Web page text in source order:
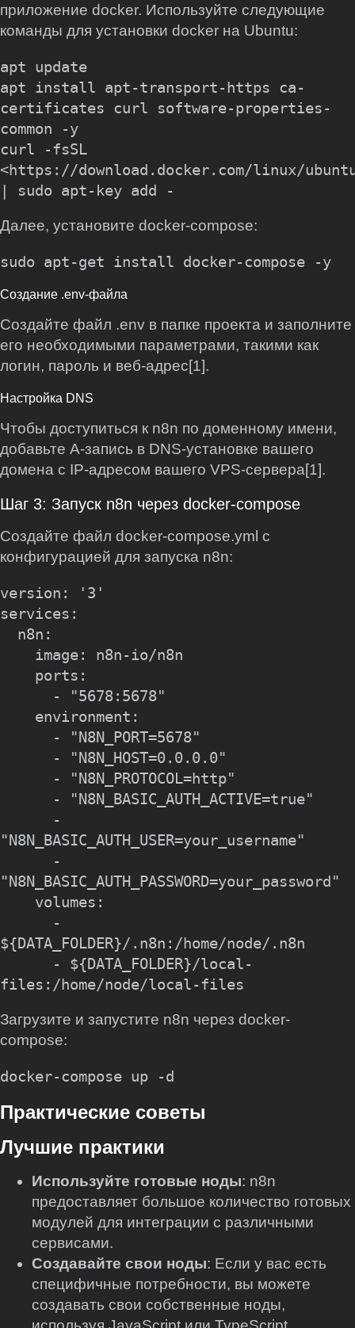
приложение docker. Используйте следующие
команды для установки docker на Ubuntu:
apt update
apt install apt-transport-https ca-
certificates curl software-properties-
common -y
curl -fsSL
<https://download.docker.com/linux/
Далее, установите docker-compose:
Создание .env-файла
Создайте файл .env в папке проекта и заполните
его необходимыми параметрами, такими как
логин, пароль и веб-адрес[1].
Настройка DNS
Чтобы доступиться к n8n по доменному имени,
добавьте A-запись в DNS-установке вашего
домена с IP-адресом вашего VPS-сервера[1].
Шаг 3: Запуск n8n через docker-compose
Создайте файл docker-compose.yml с
конфигурацией для запуска n8n:
version: '3'
services:
"N8N_BASIC_AUTH_USER=your_username"
"N8N_BASIC_AUTH_PASSWORD=your_password"
${DATA_FOLDER}/.n8n:/home/node/.n8n
Загрузите и запустите n8n через docker-
compose:
Практические советы
Лучшие практики
Используйте готовые ноды: n8n
предоставляет большое количество готовых
модулей для интеграции с различными
сервисами.
Создавайте свои ноды: Если у вас есть
специфичные потребности, вы можете
создавать свои собственные ноды,